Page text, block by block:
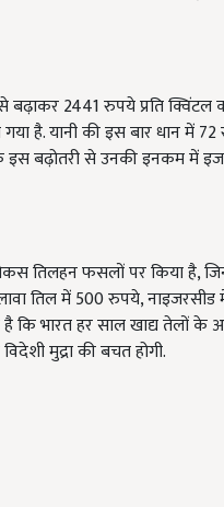
2441 रुपये प्रति क्विंटल
है. यानी की इस बार धान में
बढ़ोतरी से उनकी इनकम में
तिलहन फसलों पर किया है,
तिल में 500 रुपये,
कि भारत हर साल खाद्य तेलों
मुद्रा की बचत होगी.